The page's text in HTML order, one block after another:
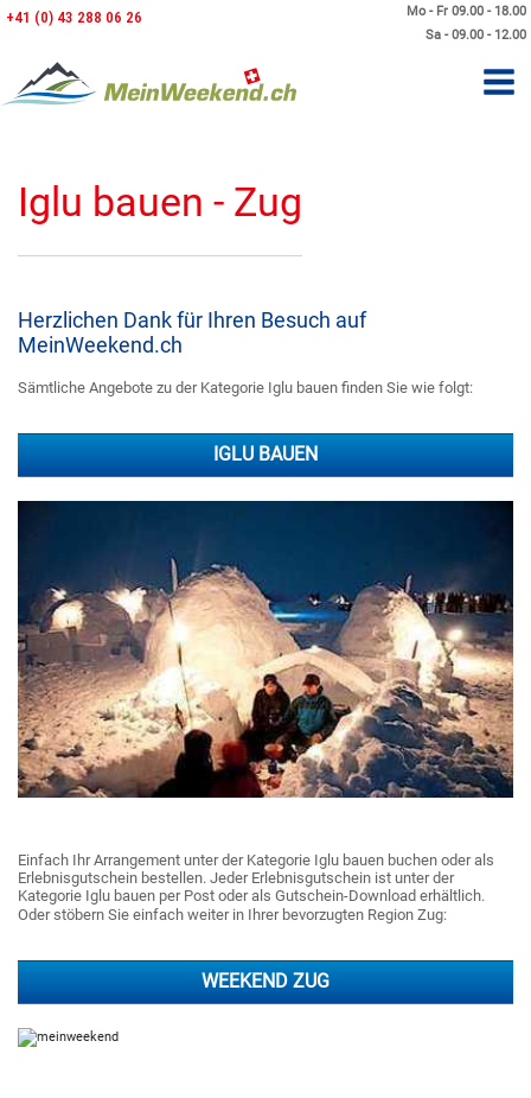
Mo - Fr 09.00 - 18.00
Sa - 09.00 - 12.00
+41 (0) 43 288 06 26
Iglu bauen - Zug
Herzlichen Dank für Ihren Besuch auf
MeinWeekend.ch
Sämtliche Angebote zu der Kategorie Iglu bauen finden Sie wie folgt:
IGLU BAUEN
Einfach Ihr Arrangement unter der Kategorie Iglu bauen buchen oder als
Erlebnisgutschein bestellen. Jeder Erlebnisgutschein ist unter der
Kategorie Iglu bauen per Post oder als Gutschein-Download erhältlich.
Oder stöbern Sie einfach weiter in Ihrer bevorzugten Region Zug:
WEEKEND ZUG